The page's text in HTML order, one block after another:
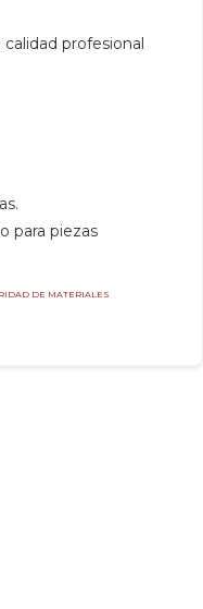
profesional
para piezas
DE MATERIALES